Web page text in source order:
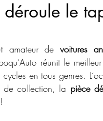
déroule le
amateur de voitures
réunit le
en tous genres.
de collection, la pièce